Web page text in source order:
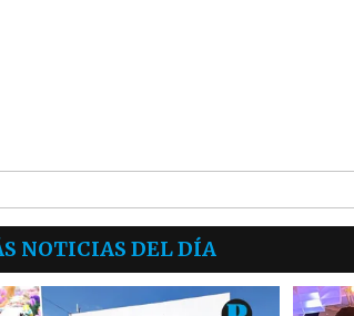
NOTICIAS DEL DÍA